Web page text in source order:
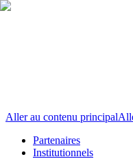
Aller au contenu principal
Partenaires
Institutionnels